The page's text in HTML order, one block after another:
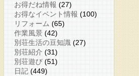
お得だね情報 (27)
お得なイベント情報 (100)
リフォーム (65)
作業風景 (42)
別荘生活の豆知識 (27)
別荘紹介 (31)
別荘遊び (51)
日記 (449)